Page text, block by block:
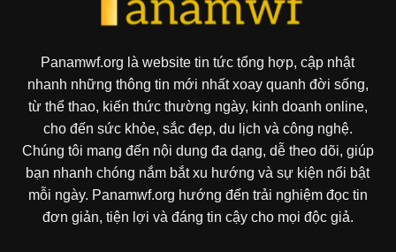
Panamwf.org là website tin tức tổng hợp, cập nhật
nhanh những thông tin mới nhất xoay quanh đời sống,
từ thể thao, kiến thức thường ngày, kinh doanh online,
cho đến sức khỏe, sắc đẹp, du lịch và công nghệ.
Chúng tôi mang đến nội dung đa dạng, dễ theo dõi, giúp
bạn nhanh chóng nắm bắt xu hướng và sự kiện nổi bật
mỗi ngày. Panamwf.org hướng đến trải nghiệm đọc tin
đơn giản, tiện lợi và đáng tin cậy cho mọi độc giả.